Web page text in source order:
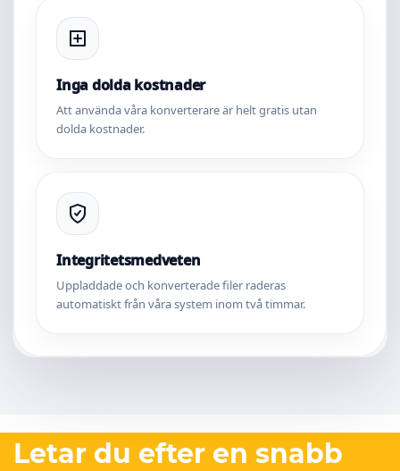
Inga dolda kostnader
Att använda våra konverterare är helt gratis utan
dolda kostnader.
Integritetsmedveten
Uppladdade och konverterade filer raderas
automatiskt från våra system inom två timmar.
Letar du efter en snabb